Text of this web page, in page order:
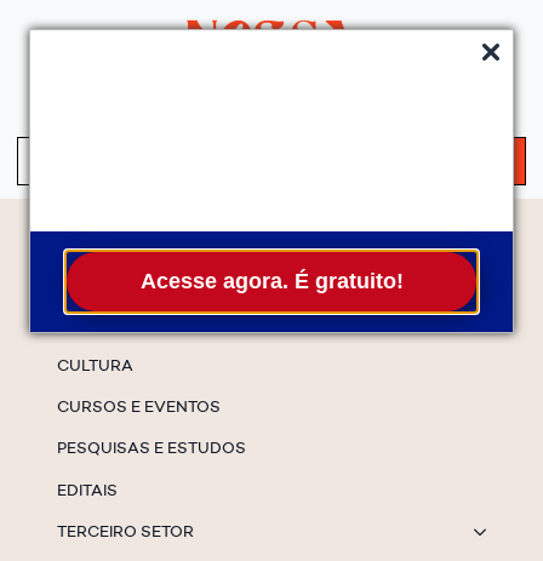
Acesse agora. É gratuito!
Temas
CULTURA
CURSOS E EVENTOS
PESQUISAS E ESTUDOS
EDITAIS
TERCEIRO SETOR